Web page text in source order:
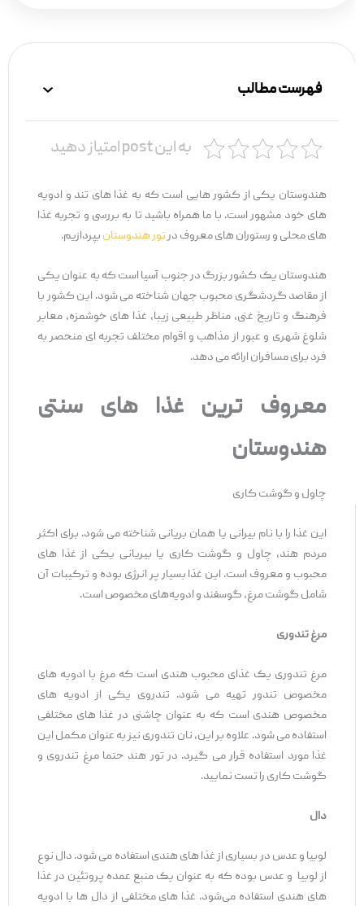
فهرست مطالب
به این post امتیاز دهید
هندوستان یکی از کشور هایی است که به غذا های تند و ادویه
های خود مشهور است. با ما همراه باشید تا به بررسی و تجربه غذا
های محلی و رستوران های معروف درتور هندوستانبپردازیم.
هندوستان یک کشور بزرگ در جنوب آسیا است که به عنوان یکی
از مقاصد گردشگری محبوب جهان شناخته می ‌شود. این کشور با
فرهنگ و تاریخ غنی، مناظر طبیعی زیبا، غذا های خوشمزه، معابر
شلوغ شهری و عبور از مذاهب و اقوام مختلف تجربه ‌ای منحصر به
فرد برای مسافران ارائه می ‌دهد.
معروف ترین غذا های سنتی
هندوستان
چاول و گوشت کاری
این غذا را با نام بیرانی یا همان بریانی شناخته می شود. برای اکثر
مردم هند، چاول و گوشت کاری یا بیریانی یکی از غذا های
محبوب و معروف است. این غذا بسیار پر انرژی بوده و ترکیبات آن
شامل گوشت مرغ، گوسفند و ادویه‌های مخصوص است.
مرغ تندوری
مرغ تندوری یک غذای محبوب هندی است که مرغ با ادویه ‌های
مخصوص تندور تهیه می‌ شود. تندروی یکی از ادویه های
مخصوص هندی است که به عنوان چاشنی در غذا های مختلفی
استفاده می شود. علاوه بر این، نان تندوری نیز به عنوان مکمل این
غذا مورد استفاده قرار می ‌گیرد. در تور هند حتما مرغ تندروی و
گوشت کاری را تست نمایید.
دال
لوبیا و عدس در بسیاری از غذا های هندی استفاده می شود. دال نوع
از لوبیا و عدس بوده که به عنوان یک منبع عمده پروتئین در غذا
های هندی استفاده می‌شود. غذا های مختلفی از دال ‌ها با ادویه